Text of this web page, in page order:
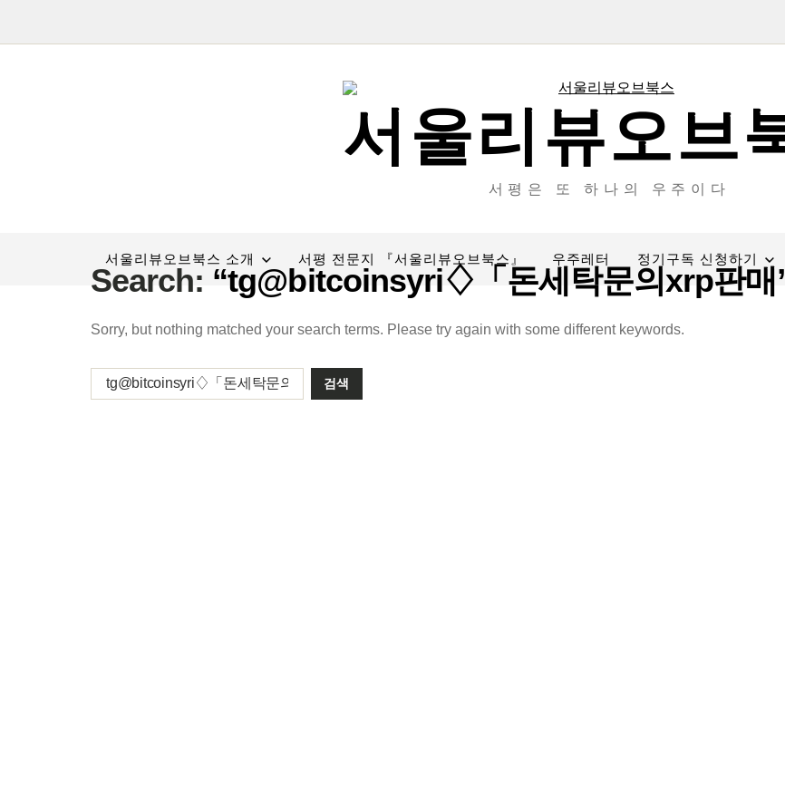
서울리뷰오브
서평은 또 하나의 우주이다
서울리뷰오브북스 소개 서평 전문지 『서울리뷰오브북스』 우주레터 정기구독 신청하기
Search: “tg@bitcoinsyri♢「돈세탁문의xrp판매
Sorry, but nothing matched your search terms. Please try again with some different keywords.